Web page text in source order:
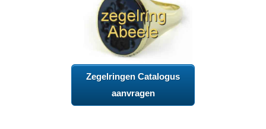
Zegelringen Catalogus
aanvragen